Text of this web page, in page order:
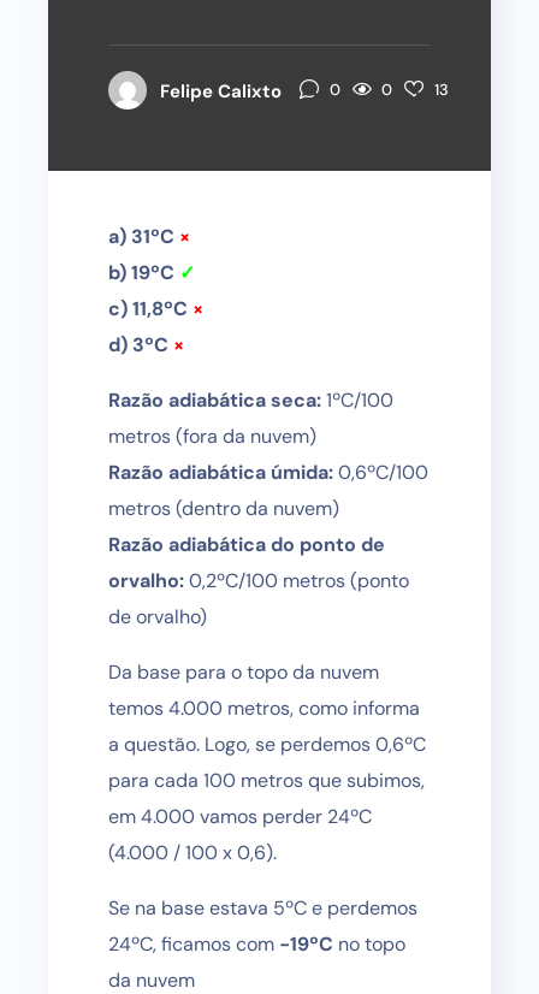
Felipe Calixto 0 0 13
a) 31ºC ×
b) 19ºC ✓
c) 11,8ºC ×
d) 3ºC ×
Razão adiabática seca:1ºC/100
metros (fora da nuvem)
Razão adiabática úmida:0,6ºC/100
metros (dentro da nuvem)
Razão adiabática do ponto de
orvalho:0,2ºC/100 metros (ponto
de orvalho)
Da base para o topo da nuvem
temos 4.000 metros, como informa
a questão. Logo, se perdemos 0,6ºC
para cada 100 metros que subimos,
em 4.000 vamos perder 24ºC
(4.000 / 100 x 0,6).
Se na base estava 5ºC e perdemos
24ºC, ficamos com -19ºC no topo
da nuvem